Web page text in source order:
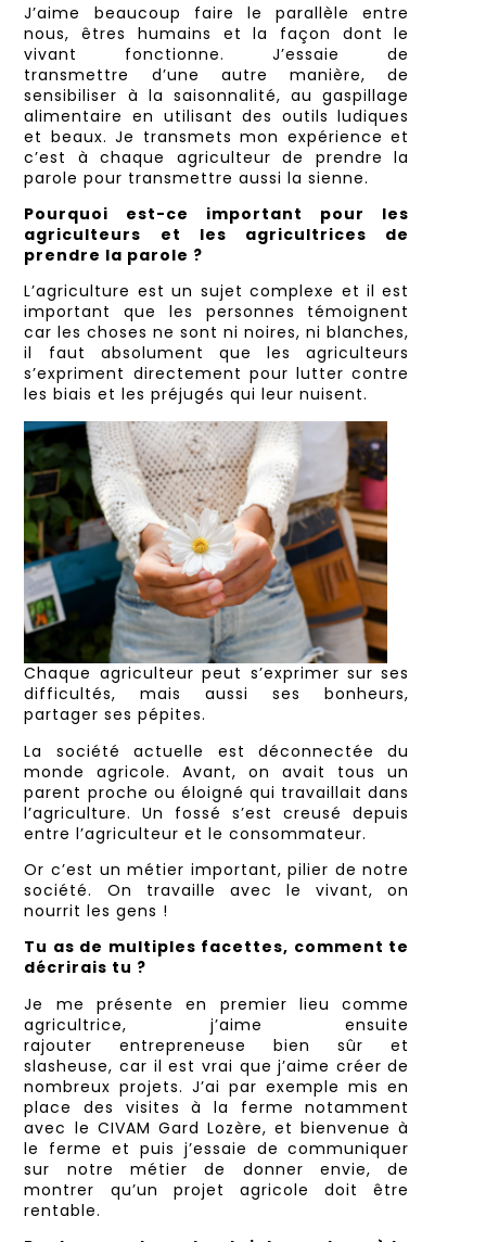
J’aime beaucoup faire le parallèle entre
nous, êtres humains et la façon dont le
vivant fonctionne. J’essaie de
transmettre d’une autre manière, de
sensibiliser à la saisonnalité, au gaspillage
alimentaire en utilisant des outils ludiques
et beaux. Je transmets mon expérience et
c’est à chaque agriculteur de prendre la
parole pour transmettre aussi la sienne.
Pourquoi est-ce important pour les
agriculteurs et les agricultrices de
prendre la parole ?
L’agriculture est un sujet complexe et il est
important que les personnes témoignent
car les choses ne sont ni noires, ni blanches,
il faut absolument que les agriculteurs
s’expriment directement pour lutter contre
les biais et les préjugés qui leur nuisent.
Chaque agriculteur peut s’exprimer sur ses
difficultés, mais aussi ses bonheurs,
partager ses pépites.
La société actuelle est déconnectée du
monde agricole. Avant, on avait tous un
parent proche ou éloigné qui travaillait dans
l’agriculture. Un fossé s’est creusé depuis
entre l’agriculteur et le consommateur.
Or c’est un métier important, pilier de notre
société. On travaille avec le vivant, on
nourrit les gens !
Tu as de multiples facettes, comment te
décrirais tu ?
Je me présente en premier lieu comme
agricultrice, j’aime ensuite
rajouterentrepreneuse bien sûr et
slasheuse, car il est vrai que j’aime créer de
nombreux projets. J’ai par exemple mis en
place des visites à la ferme notamment
avec le CIVAM Gard Lozère, et bienvenue à
le ferme et puis j’essaie de communiquer
sur notre métier de donner envie, de
montrer qu’un projet agricole doit être
rentable.